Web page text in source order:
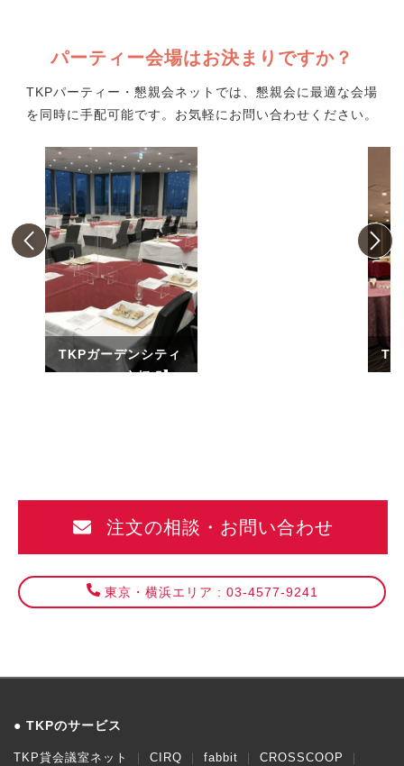
パーティー会場はお決まりですか？
TKPパーティー・懇親会ネットでは、懇親会に最適な会場
を同時に手配可能です。お気軽にお問い合わせください。
TKPガーデンシティ
PREMIUM京橋
注文の相談・お問い合わせ
東京・横浜エリア : 03-4577-9241
TKPのサービス
TKP貸会議室ネット CIRQ fabbit CROSSCOOP